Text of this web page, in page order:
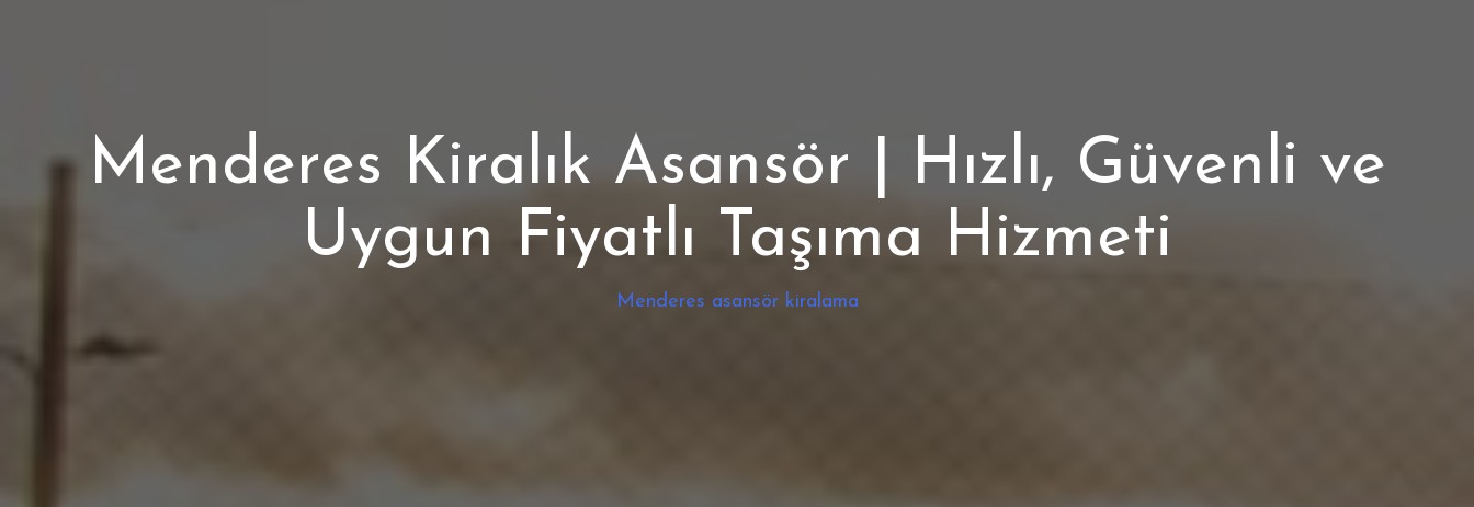
Menderes Kiralık Asansör | Hızlı, Güvenli ve
Uygun Fiyatlı Taşıma Hizmeti
Menderes asansör kiralama